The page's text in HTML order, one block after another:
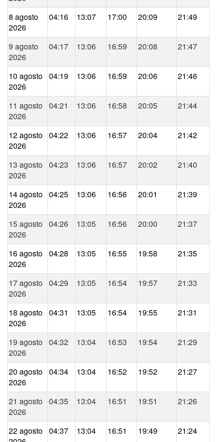
8 agosto
2026
04:16 13:07 17:00 20:09 21:49
9 agosto
2026
04:17 13:06 16:59 20:08 21:47
10 agosto
2026
04:19 13:06 16:59 20:06 21:46
11 agosto
2026
04:21 13:06 16:58 20:05 21:44
12 agosto
2026
04:22 13:06 16:57 20:04 21:42
13 agosto
2026
04:23 13:06 16:57 20:02 21:40
14 agosto
2026
04:25 13:06 16:56 20:01 21:39
15 agosto
2026
04:26 13:05 16:56 20:00 21:37
16 agosto
2026
04:28 13:05 16:55 19:58 21:35
17 agosto
2026
04:29 13:05 16:54 19:57 21:33
18 agosto
2026
04:31 13:05 16:54 19:55 21:31
19 agosto
2026
04:32 13:04 16:53 19:54 21:29
20 agosto
2026
04:34 13:04 16:52 19:52 21:27
21 agosto
2026
04:35 13:04 16:51 19:51 21:26
22 agosto 04:37 13:04 16:51 19:49 21:24